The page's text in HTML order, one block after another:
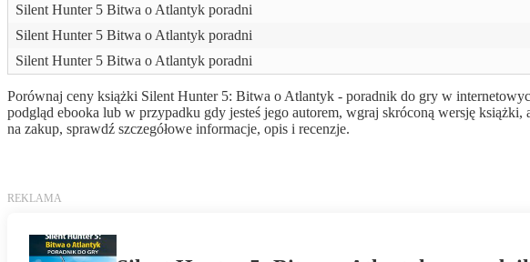
Silent Hunter 5 Bitwa o Atlantyk poradni
Silent Hunter 5 Bitwa o Atlantyk poradni
Silent Hunter 5 Bitwa o Atlantyk poradni
Porównaj ceny książki Silent Hunter 5: Bitwa o Atlantyk - poradnik do gry w
podgląd ebooka lub w przypadku gdy jesteś jego autorem, wgraj skróconą wersję
na zakup, sprawdź szczegółowe informacje, opis i recenzje.